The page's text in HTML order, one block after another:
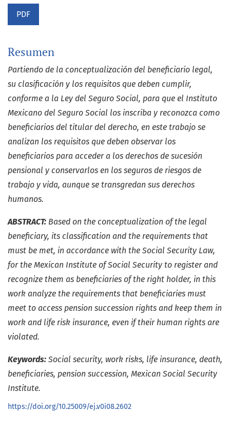
PDF
Resumen
Partiendo de la conceptualización del beneficiario legal,
su clasificación y los requisitos que deben cumplir,
conforme a la Ley del Seguro Social, para que el Instituto
Mexicano del Seguro Social los inscriba y reconozca como
beneficiarios del titular del derecho, en este trabajo se
analizan los requisitos que deben observar los
beneficiarios para acceder a los derechos de sucesión
pensional y conservarlos en los seguros de riesgos de
trabajo y vida, aunque se transgredan sus derechos
humanos.
ABSTRACT: Based on the conceptualization of the legal
beneficiary, its classification and the requirements that
must be met, in accordance with the Social Security Law,
for the Mexican Institute of Social Security to register and
recognize them as beneficiaries of the right holder, in this
work analyze the requirements that beneficiaries must
meet to access pension succession rights and keep them in
work and life risk insurance, even if their human rights are
violated.
Keywords: Social security, work risks, life insurance, death,
beneficiaries, pension succession, Mexican Social Security
Institute.
https://doi.org/10.25009/ej.v0i08.2602